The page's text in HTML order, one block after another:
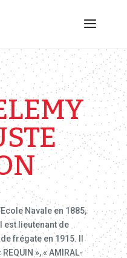
Navale en 1885,
est lieutenant de
frégate en 1915. Il
», « AMIRAL-